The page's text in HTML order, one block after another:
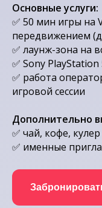
Основные услуги:
✅ 50 мин игры на
передвижением
✅ лаунж-зона на
✅ Sony
✅ работа
игровой сессии
Дополнительно
✅ чай, кофе,
✅ именные